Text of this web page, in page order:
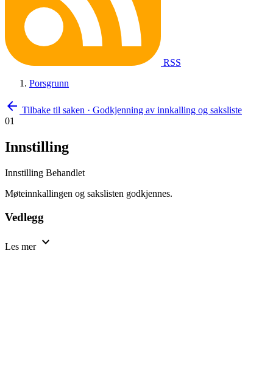
RSS
Porsgrunn
arrow_back Tilbake til saken · Godkjenning av innkalling og saksliste
01
Innstilling
Innstilling Behandlet
Møteinnkallingen og sakslisten godkjennes.
Vedlegg
Les mer expand_more